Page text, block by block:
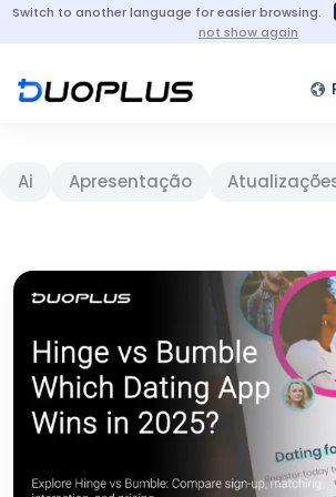
Switch to another language for easier browsing.
not show again
Ai Apresentação